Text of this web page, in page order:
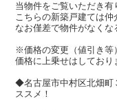
当物件をご覧いただき有
こちらの新築戸建ては
なお僅差で物件がなくな
※価格の変更（値引き等
価格に上乗せはしており
◆名古屋市中村区北畑町
ススメ！